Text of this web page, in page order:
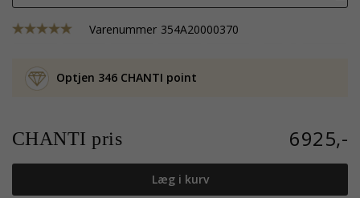
Varenummer 354A20000370
Optjen 346 CHANTI point
CHANTI pris 6925,-
Læg i kurv